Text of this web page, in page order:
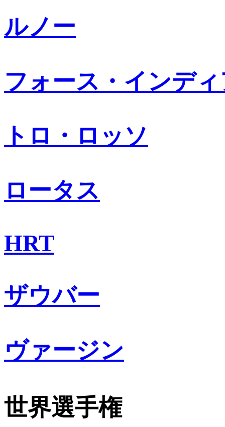
ルノー
フォース・インデ
トロ・ロッソ
ロータス
HRT
ザウバー
ヴァージン
世界選手権